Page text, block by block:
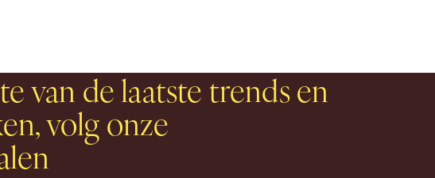
van de laatste trends en
volg onze